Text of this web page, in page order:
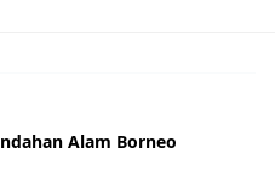
Alam Borneo